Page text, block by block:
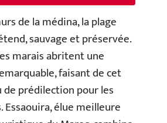
de la médina, la plage
sauvage et préservée.
marais abritent une
faisant de cet
de prédilection pour les
élue meilleure